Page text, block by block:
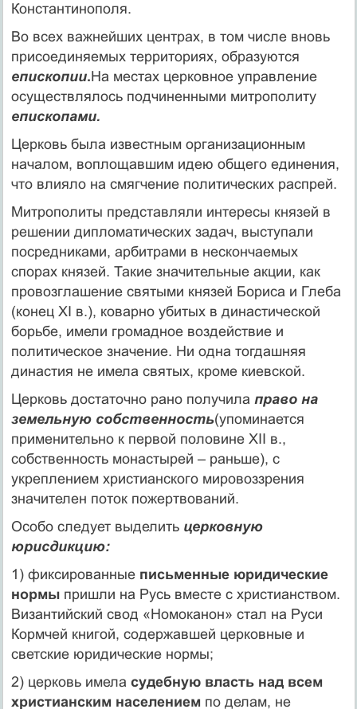
Константинополя.
Во всех важнейших центрах, в том числе вновь
присоединяемых территориях, образуются
епископии.На местах церковное управление
осуществлялось подчиненными митрополиту
епископами.
Церковь была известным организационным
началом, воплощавшим идею общего единения,
что влияло на смягчение политических распрей.
Митрополиты представляли интересы князей в
решении дипломатических задач, выступали
посредниками, арбитрами в нескончаемых
спорах князей. Такие значительные акции, как
провозглашение святыми князей Бориса и Глеба
(конец XI в.), коварно убитых в династической
борьбе, имели громадное воздействие и
политическое значение. Ни одна тогдашняя
династия не имела святых, кроме киевской.
Церковь достаточно рано получила право на
земельную собственность(упоминается
применительно к первой половине ХII в.,
собственность монастырей – раньше), с
укреплением христианского мировоззрения
значителен поток пожертвований.
Особо следует выделить церковную
юрисдикцию:
1) фиксированные письменные юридические
нормыпришли на Русь вместе с христианством.
Византийский свод «Номоканон» стал на Руси
Кормчей книгой, содержавшей церковные и
светские юридические нормы;
2) церковь имела судебную власть над всем
христианским населениемпо делам, не